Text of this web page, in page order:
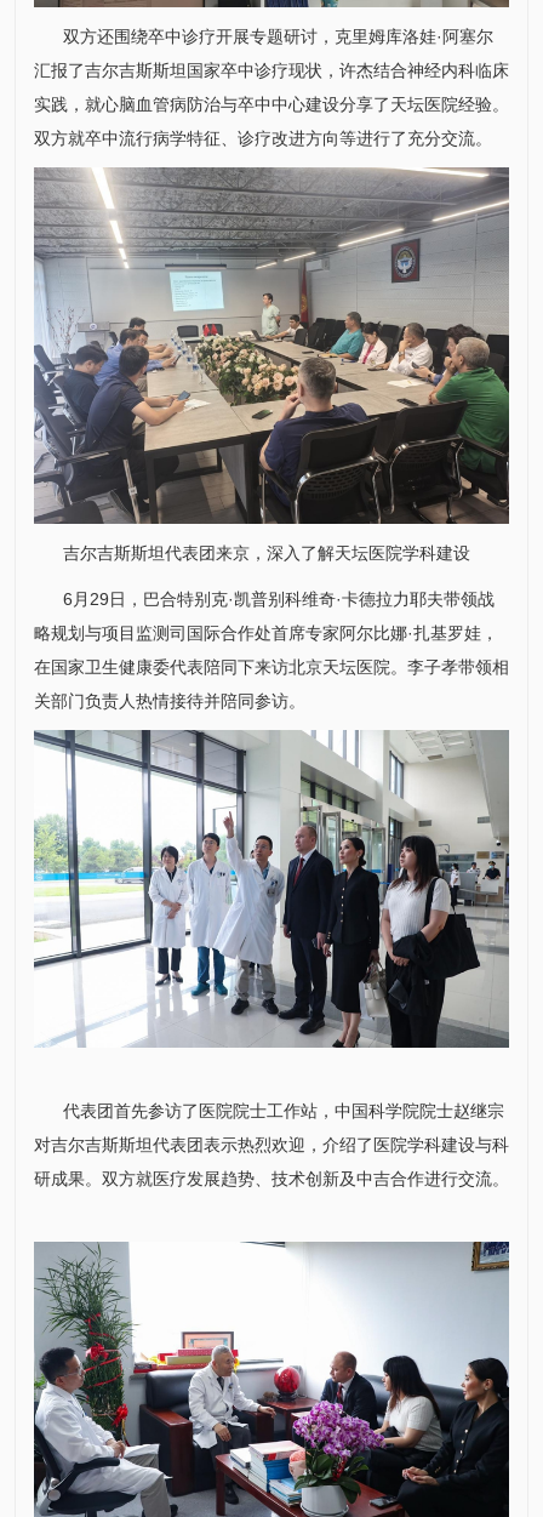
双方还围绕卒中诊疗开展专题研讨，克里姆库洛娃·阿塞尔
汇报了吉尔吉斯斯坦国家卒中诊疗现状， 许杰结合神经内科临床
实践，就心脑血管病防治与卒中中心建设分享了天坛医院经验。
双方就卒中流行病学特征、诊疗改进方向等进行了充分交流。
吉尔吉斯斯坦代表团来京，深入了解天坛医院学科建设
6月29日，巴合特别克·凯普别科维奇·卡德拉力耶夫带领战
略规划与项目监测司国际合作处首席专家阿尔比娜·扎基罗娃，
在国家卫生健康委代表陪同下来访北京天坛医院。 李子孝带领相
关部门负责人热情接待并陪同参访。
代表团首先参访了医院院士工作站，中国科学院院士赵继宗
对吉尔吉斯斯坦代表团表示热烈欢迎，介绍了医院学科建设与科
研成果。双方就医疗发展趋势、技术创新及中吉合作进行交流。